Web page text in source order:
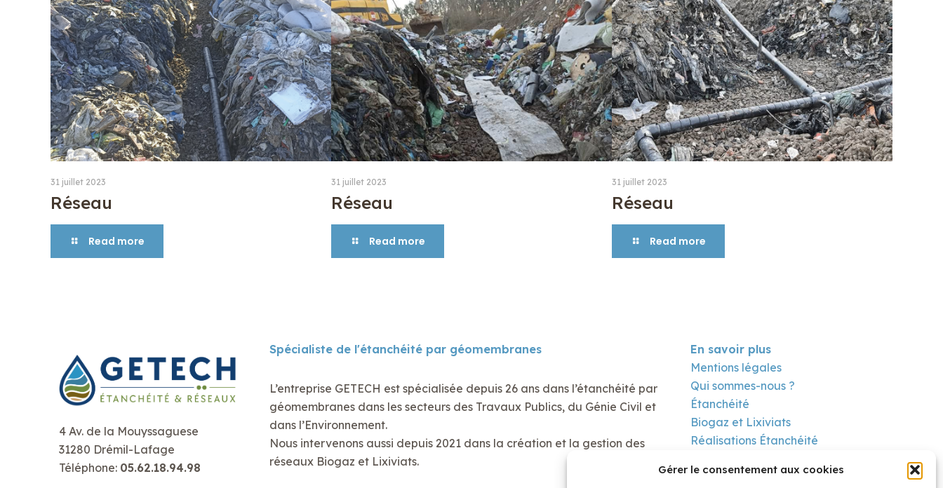
Gérer le consentement aux cookies
31 juillet 2023
Réseau
Read more
31 juillet 2023
Réseau
Read more
31 juillet 2023
Réseau
Read more
4 Av. de la Mouyssaguese
31280 Drémil-Lafage
Téléphone: 05.62.18.94.98
Spécialiste de l'étanchéité par géomembranes
L’entreprise GETECH est spécialisée depuis 26 ans dans l’étanchéité par
géomembranes dans les secteurs des Travaux Publics, du Génie Civil et
dans l’Environnement.
Nous intervenons aussi depuis 2021 dans la création et la gestion des
réseaux Biogaz et Lixiviats.
En savoir plus
Mentions légales
Qui sommes-nous ?
Étanchéité
Biogaz et Lixiviats
Réalisations Étanchéité
Contact